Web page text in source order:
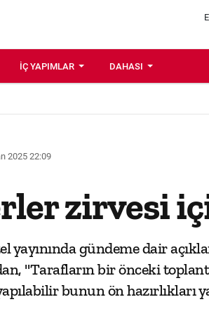
İÇ YAPIMLAR DAHASI
2025 22:09
zirvesi
yayınında gündeme dair
"Tarafların bir önceki
bunun ön hazırlıkları